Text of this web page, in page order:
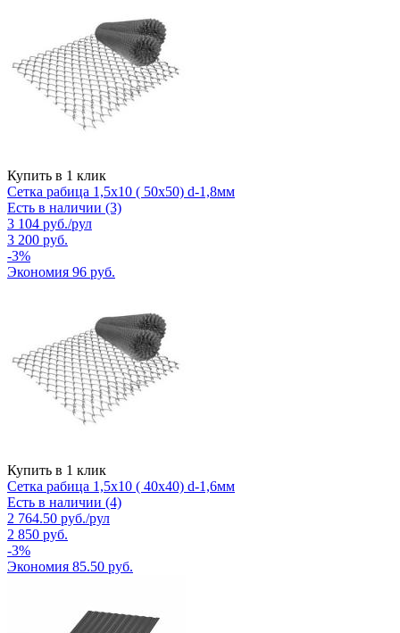
Купить в 1 клик
Сетка рабица 1,5х10 ( 50х50) d-1,8мм
Есть в наличии (3)
3 104 руб./рул
3 200 руб.
-3%
Экономия 96 руб.
Купить в 1 клик
Сетка рабица 1,5х10 ( 40х40) d-1,6мм
Есть в наличии (4)
2 764.50 руб./рул
2 850 руб.
-3%
Экономия 85.50 руб.